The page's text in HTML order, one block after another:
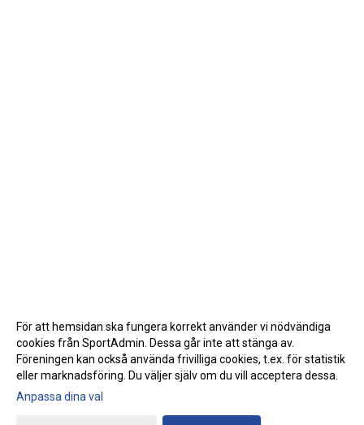
Gå till Webbversion
För att hemsidan ska fungera korrekt använder vi nödvändiga
cookies från SportAdmin. Dessa går inte att stänga av.
Föreningen kan också använda frivilliga cookies, t.ex. för statistik
eller marknadsföring. Du väljer själv om du vill acceptera dessa.
Anpassa dina val